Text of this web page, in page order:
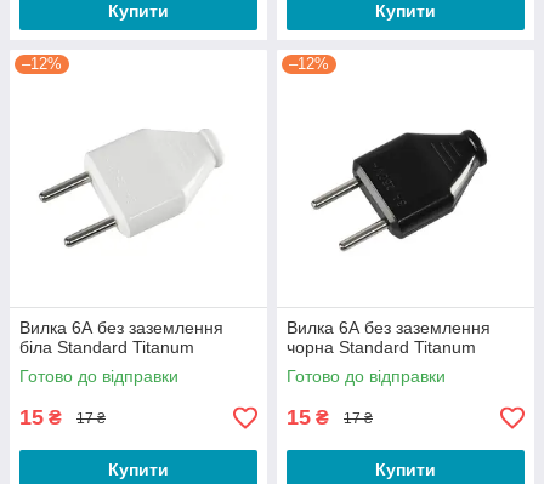
Купити Купити
–12%
Вилка 6А без заземлення
біла Standard Titanum
Готово до відправки
15 ₴ 17 ₴
Купити
–12%
Вилка 6А без заземлення
чорна Standard Titanum
Готово до відправки
15 ₴ 17 ₴
Купити